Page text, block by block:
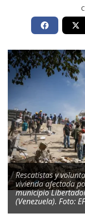
Rescatistas y
vivienda afectada
municipio
(Venezuela). Foto: